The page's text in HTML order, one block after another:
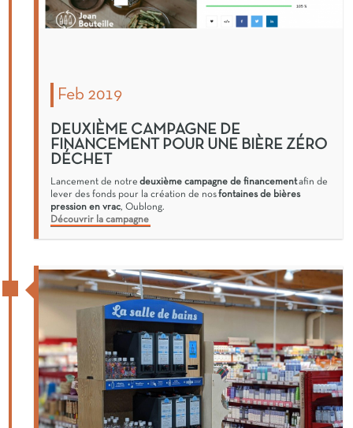
Feb 2019
DEUXIÈME CAMPAGNE DE
FINANCEMENT POUR UNE BIÈRE ZÉRO
DÉCHET
Lancement de notre deuxième campagne de financementafin de
lever des fonds pour la création de nosfontaines de bières
pression en vrac, Oublong.
Découvrir la campagne